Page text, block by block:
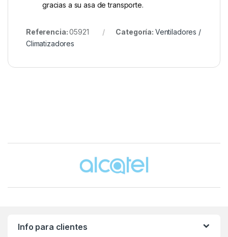
gracias a su asa de transporte.
Referencia:05921 Categoría: Ventiladores /
Climatizadores
Info para clientes